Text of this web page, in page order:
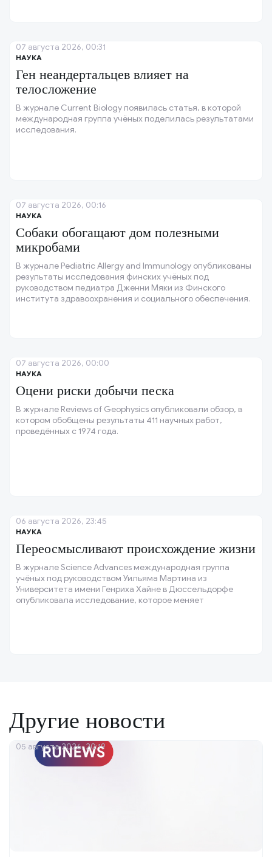
НАУКА
Ген неандертальцев влияет на
телосложение
В журнале Current Biology появилась статья, в которой
международная группа учёных поделилась результатами
исследования.
07 августа 2026, 00:31
НАУКА
Собаки обогащают дом полезными
микробами
В журнале Pediatric Allergy and Immunology опубликованы
результаты исследования финских учёных под
руководством педиатра Дженни Мяки из Финского
института здравоохранения и социального обеспечения.
07 августа 2026, 00:16
НАУКА
Оцени риски добычи песка
В журнале Reviews of Geophysics опубликовали обзор, в
котором обобщены результаты 411 научных работ,
проведённых с 1974 года.
07 августа 2026, 00:00
НАУКА
Переосмысливают происхождение жизни
В журнале Science Advances международная группа
учёных под руководством Уильяма Мартина из
Университета имени Генриха Хайне в Дюссельдорфе
опубликовала исследование, которое меняет
06 августа 2026, 23:45
Другие новости
05 августа 2026, 20:19